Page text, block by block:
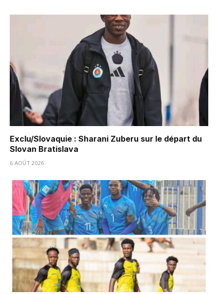
Exclu/Slovaquie : Sharani Zuberu sur le départ du
Slovan Bratislava
6 AOÛT 2026